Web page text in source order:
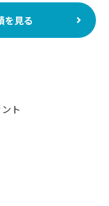
を見る
ト